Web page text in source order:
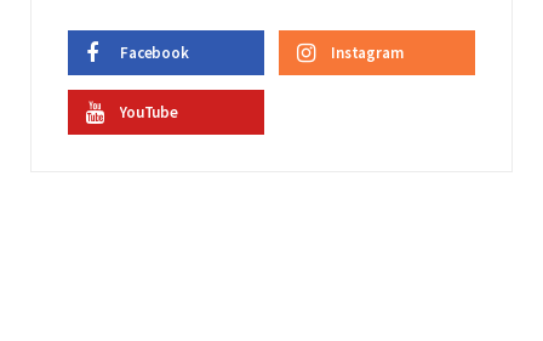
Facebook Instagram
YouTube